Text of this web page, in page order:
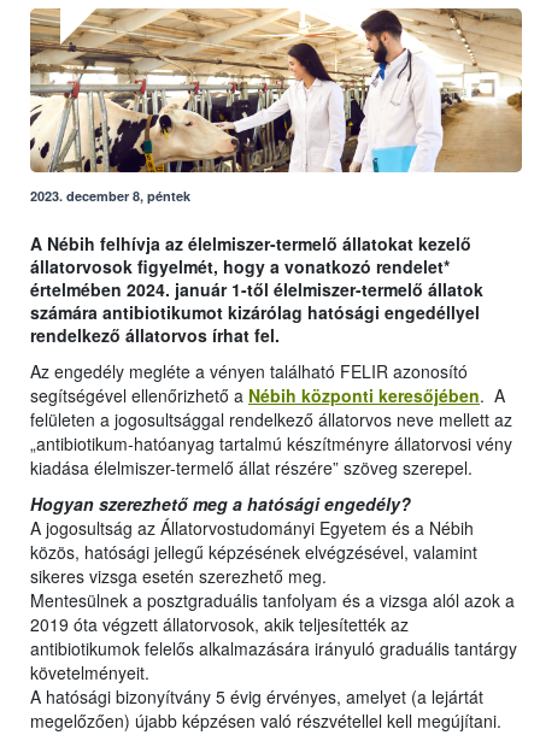
2023. december 8, péntek
A Nébih felhívja az élelmiszer-termelő állatokat kezelő
állatorvosok figyelmét, hogy a vonatkozó rendelet*
értelmében 2024. január 1-től élelmiszer-termelő állatok
számára antibiotikumot kizárólag hatósági engedéllyel
rendelkező állatorvos írhat fel.
Az engedély megléte a vényen található FELIR azonosító
segítségével ellenőrizhető a Nébih központi keresőjében. A
felületen a jogosultsággal rendelkező állatorvos neve mellett az
„antibiotikum-hatóanyag tartalmú készítményre állatorvosi vény
kiadása élelmiszer-termelő állat részére” szöveg szerepel.
Hogyan szerezhető meg a hatósági engedély?
A jogosultság az Állatorvostudományi Egyetem és a Nébih
közös, hatósági jellegű képzésének elvégzésével, valamint
sikeres vizsga esetén szerezhető meg.
Mentesülnek a posztgraduális tanfolyam és a vizsga alól azok a
2019 óta végzett állatorvosok, akik teljesítették az
antibiotikumok felelős alkalmazására irányuló graduális tantárgy
követelményeit.
A hatósági bizonyítvány 5 évig érvényes, amelyet (a lejártát
megelőzően) újabb képzésen való részvétellel kell megújítani.